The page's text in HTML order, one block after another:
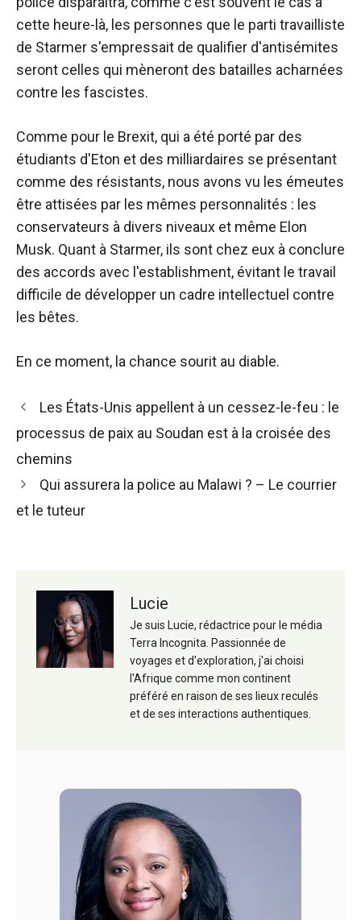
cette heure-là, les personnes que le parti travailliste
de Starmer s'empressait de qualifier d'antisémites
seront celles qui mèneront des batailles acharnées
contre les fascistes.
Comme pour le Brexit, qui a été porté par des
étudiants d'Eton et des milliardaires se présentant
comme des résistants, nous avons vu les émeutes
être attisées par les mêmes personnalités : les
conservateurs à divers niveaux et même Elon
Musk. Quant à Starmer, ils sont chez eux à conclure
des accords avec l'establishment, évitant le travail
difficile de développer un cadre intellectuel contre
les bêtes.
En ce moment, la chance sourit au diable.
Navigation
des
Les États-Unis appellent à un cessez-le-feu : le
processus de paix au Soudan est à la croisée des
chemins
Qui assurera la police au Malawi ? – Le courrier
et le tuteur
Lucie
Je suis Lucie, rédactrice pour le média
Terra Incognita. Passionnée de
voyages et d'exploration, j'ai choisi
l'Afrique comme mon continent
préféré en raison de ses lieux reculés
et de ses interactions authentiques.